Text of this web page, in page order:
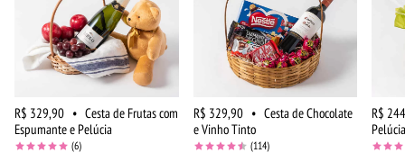
R$ 329,90 • Cesta de Frutas com
Espumante e Pelúcia
(6)
R$ 329,90 • Cesta de Chocolate
e Vinho Tinto
(114)
R$